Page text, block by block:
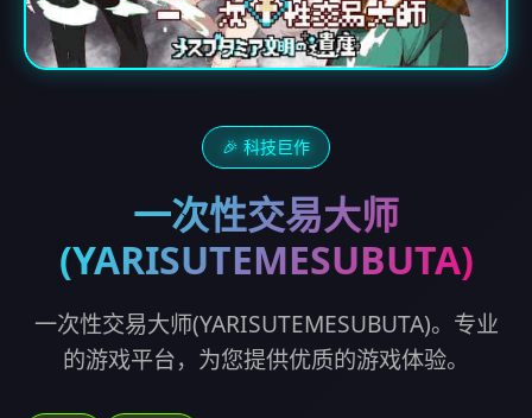
🎉 科技巨作
一次性交易大师
(YARISUTEMESUBUTA)
一次性交易大师(YARISUTEMESUBUTA)。专业
的游戏平台，为您提供优质的游戏体验。